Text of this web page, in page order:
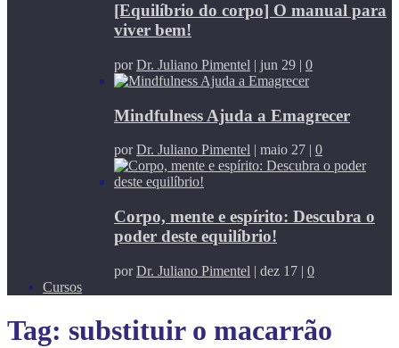
[Equilíbrio do corpo] O manual para
viver bem!
porDr. Juliano Pimentel | jun 29 | 0
Mindfulness Ajuda a Emagrecer
porDr. Juliano Pimentel maio 27 0
Corpo, mente e espírito: Descubra o
poder deste equilíbrio!
porDr. Juliano Pimentel | dez 17 | 0
Cursos
Tag: substituir o macarrão